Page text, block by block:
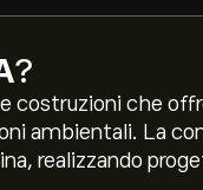
?
costruzioni che
ambientali. La
realizzando